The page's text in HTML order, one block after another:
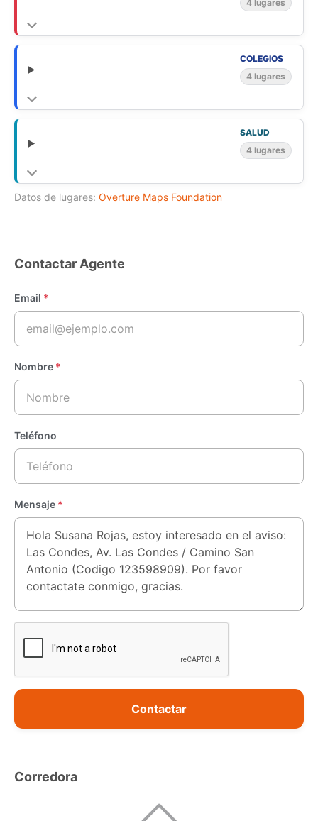
4 lugares
COLEGIOS
4 lugares
SALUD
4 lugares
Datos de lugares: Overture Maps Foundation
Contactar Agente
Email *
Nombre *
Teléfono
Mensaje *
Contactar
Corredora